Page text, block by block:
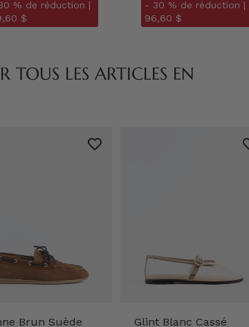
% de réduction |
$
- 30 % de réduction |
96,60 $
TOUS LES ARTICLES EN
Brun Suède
Glint Blanc Cassé